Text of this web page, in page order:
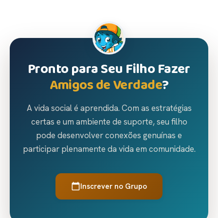
Pronto para Seu Filho Fazer
Amigos de Verdade?
A vida social é aprendida. Com as estratégias
certas e um ambiente de suporte, seu filho
pode desenvolver conexões genuínas e
participar plenamente da vida em comunidade.
calendar_todayInscrever no Grupo